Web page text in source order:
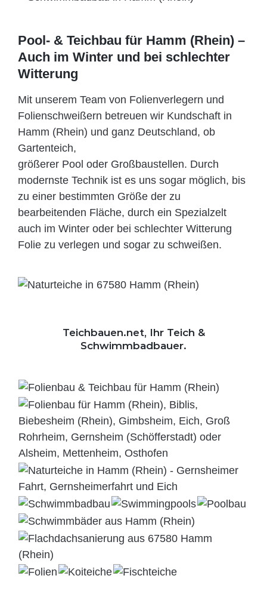
Pool- & Teichbau für Hamm (Rhein) –
Auch im Winter und bei schlechter
Witterung
Mit unserem Team von Folienverlegern und
Folien­schweißern betreuen wir Kundschaft in
Hamm (Rhein) und ganz Deutschland, ob
Gartenteich,
größerer Pool oder Großbaustellen. Durch
modernste Technik ist es uns sogar möglich, bis
zu einer bestimmten Größe der zu
bearbeitenden Fläche, durch ein Spezi­alzelt
auch im Winter oder bei schlechter Witterung
Folie zu verlegen und sogar zu schweißen.
Teichbauen.net, Ihr Teich &
Schwimmbadbauer.